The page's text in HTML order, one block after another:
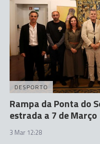
DESPORTO
Rampa da Ponta do
estrada a 7 de Março
3 Mar 12:28